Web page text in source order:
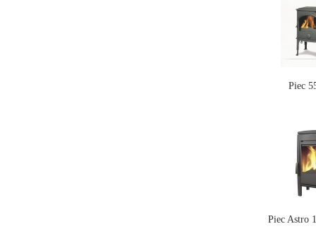
Piec
Piec Astro